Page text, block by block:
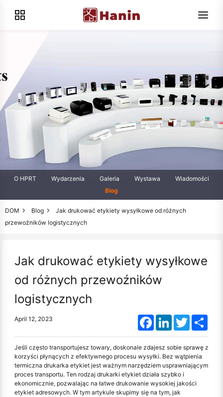
O HPRT Wydarzenia Galeria Wystawa
Wiadomości
Blog
DOM Blog
Jak drukować etykiety wysyłkowe od różnych
przewoźników logistycznych
Jak drukować etykiety wysyłkowe
od różnych przewoźników
logistycznych
April 12, 2023 FacebookLinkedInTwitter
Jeśli często transportujesz towary, doskonale zdajesz sobie sprawę z
korzyści płynących z efektywnego procesu wysyłki. Bez wątpienia
termiczna drukarka etykiet jest ważnym narzędziem usprawniającym
proces transportu. Ten rodzaj drukarki etykiet działa szybko i
ekonomicznie, pozwalając na łatwe drukowanie wysokiej jakości
etykiet adresowych. W tym artykule skupimy się na tym, jak